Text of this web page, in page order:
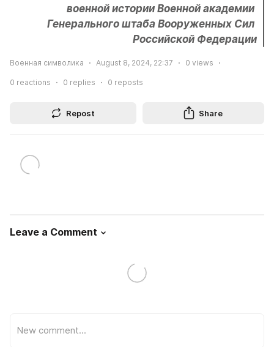
военной истории Военной академии
Генерального штаба Вооруженных Сил
Российской Федерации
Военная символика August 8, 2024, 22:37 0 views
0 reactions 0 replies 0 reposts
Repost Share
Leave a Comment